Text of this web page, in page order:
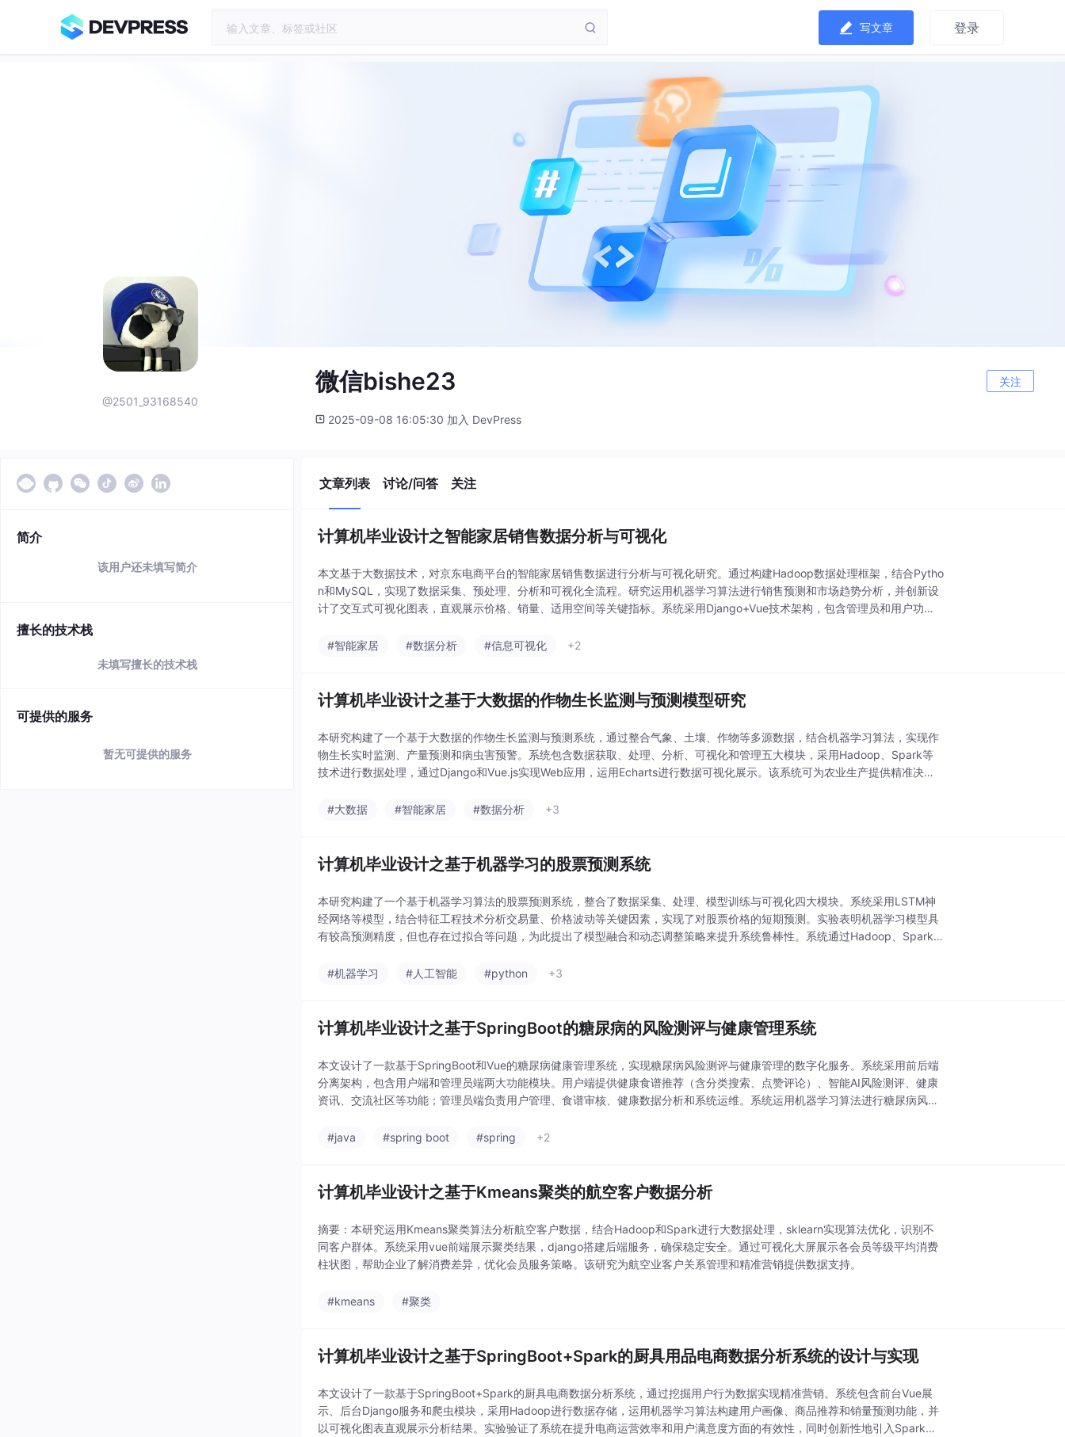
写文章 登录
@2501_93168540
微信bishe23 关注
2025-09-08 16:05:30 加入 DevPress
简介
该用户还未填写简介
擅长的技术栈
未填写擅长的技术栈
可提供的服务
暂无可提供的服务
文章列表 讨论/问答 关注
计算机毕业设计之智能家居销售数据分析与可视化
本文基于大数据技术，对京东电商平台的智能家居销售数据进行分析与可视化研究。通过构建Hadoop数据处理框架，结合Pytho
n和MySQL，实现了数据采集、预处理、分析和可视化全流程。研究运用机器学习算法进行销售预测和市场趋势分析，并创新设
计了交互式可视化图表，直观展示价格、销量、适用空间等关键指标。系统采用Django+Vue技术架构，包含管理员和用户功能
#智能家居
#数据分析 #信息可视化 +2
计算机毕业设计之基于大数据的作物生长监测与预测模型研究
本研究构建了一个基于大数据的作物生长监测与预测系统，通过整合气象、土壤、作物等多源数据，结合机器学习算法，实现作
物生长实时监测、产量预测和病虫害预警。系统包含数据获取、处理、分析、可视化和管理五大模块，采用Hadoop、Spark等
技术进行数据处理，通过Django和Vue.js实现Web应用，运用Echarts进行数据可视化展示。该系统可为农业生产提供精准决策
#大数据
#智能家居 #数据分析 +3
计算机毕业设计之基于机器学习的股票预测系统
本研究构建了一个基于机器学习算法的股票预测系统，整合了数据采集、处理、模型训练与可视化四大模块。系统采用LSTM神
经网络等模型，结合特征工程技术分析交易量、价格波动等关键因素，实现了对股票价格的短期预测。实验表明机器学习模型具
有较高预测精度，但也存在过拟合等问题，为此提出了模型融合和动态调整策略来提升系统鲁棒性。系统通过Hadoop、Spark
#机器学习
#人工智能 #python +3
计算机毕业设计之基于SpringBoot的糖尿病的风险测评与健康管理系统
本文设计了一款基于SpringBoot和Vue的糖尿病健康管理系统，实现糖尿病风险测评与健康管理的数字化服务。系统采用前后端
分离架构，包含用户端和管理员端两大功能模块。用户端提供健康食谱推荐（含分类搜索、点赞评论）、智能AI风险测评、健康
资讯、交流社区等功能；管理员端负责用户管理、食谱审核、健康数据分析和系统运维。系统运用机器学习算法进行糖尿病风险
#java
#spring boot #spring +2
计算机毕业设计之基于Kmeans聚类的航空客户数据分析
摘要：本研究运用Kmeans聚类算法分析航空客户数据，结合Hadoop和Spark进行大数据处理，sklearn实现算法优化，识别不
同客户群体。系统采用vue前端展示聚类结果，django搭建后端服务，确保稳定安全。通过可视化大屏展示各会员等级平均消费
柱状图，帮助企业了解消费差异，优化会员服务策略。该研究为航空业客户关系管理和精准营销提供数据支持。
#kmeans #聚类
计算机毕业设计之基于SpringBoot+Spark的厨具用品电商数据分析系统的设计与实现
本文设计了一款基于SpringBoot+Spark的厨具电商数据分析系统，通过挖掘用户行为数据实现精准营销。系统包含前台Vue展
示、后台Django服务和爬虫模块，采用Hadoop进行数据存储，运用机器学习算法构建用户画像、商品推荐和销量预测功能，并
以可视化图表直观展示分析结果。实验验证了系统在提升电商运营效率和用户满意度方面的有效性，同时创新性地引入Spark实